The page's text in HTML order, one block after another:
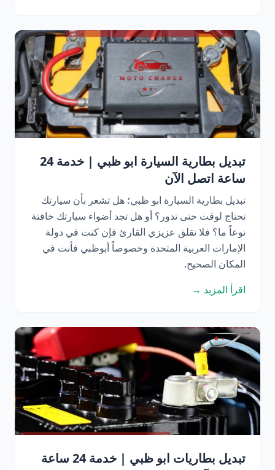
تبديل بطارية السيارة ابو ظبي | خدمة 24
ساعة اتصل الآن
تبديل بطارية السيارة ابو ظبي؛ هل تشعر بأن سيارتك
تحتاج لوقت حتى تدور؟ أو هل تجد أضواء سيارتك خافتة
نوعاً ما؟ فلا تقلق عزيزي القارئ فإن كنت في دولة
الإمارات العربية المتحدة وخصوصاً أبوظبي فأنت في
المكان الصحيح.
اقرأ المزيد →
تبديل بطاريات ابو ظبي | خدمة 24 ساعة